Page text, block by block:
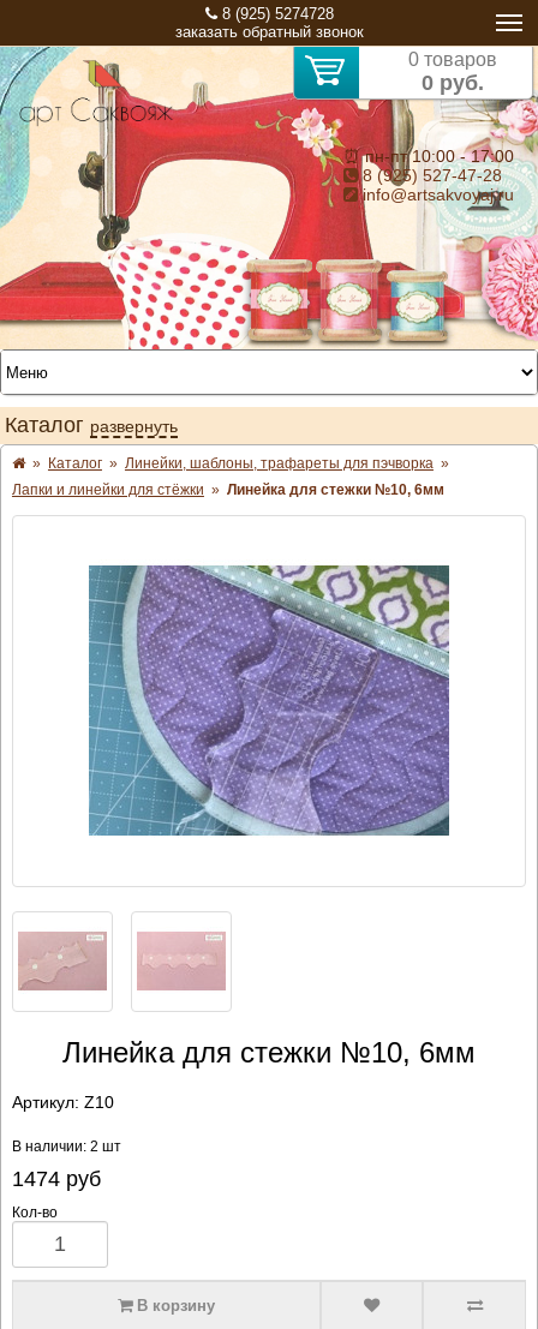
8 (925) 5274728
заказать обратный звонок
0 товаров
0 руб.
⏰ пн-пт 10:00 - 17:00
8 (925) 527-47-28
info@artsakvoyaj.ru
Каталог развернуть
» Каталог » Линейки, шаблоны, трафареты для пэчворка »
Лапки и линейки для стёжки » Линейка для стежки №10, 6мм
Линейка для стежки №10, 6мм
Артикул: Z10
В наличии: 2 шт
1474руб
Кол-во
В корзину